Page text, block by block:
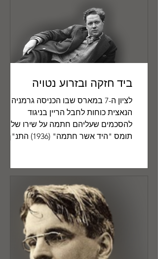
ביד חזקה ובזרוע נטויה
לציון ה-7 במארס שבו הכניסה גרמניה
הנאצית כוחות לחבל הריין בניגוד
להסכמים שעליהם חתמה על שירו של
תומס "היד אשר חתמה" (1936) התנ"ך...